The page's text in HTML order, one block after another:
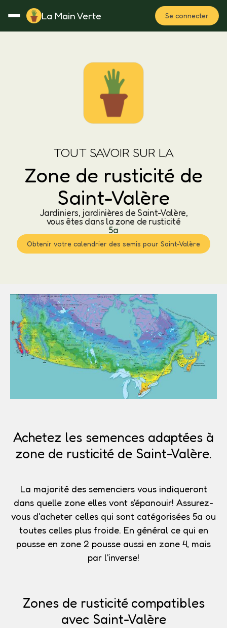
La Main Verte Se connecter
Notes Fertilisation
TOUT SAVOIR SUR LA
Zone de rusticité de
Saint-Valère
Jardiniers, jardinières de Saint-Valère,
vous êtes dans la zone de rusticité
5a
Obtenir votre calendrier des semis pour Saint-Valère
Achetez les semences adaptées à
zone de rusticité de Saint-Valère.
La majorité des semenciers vous indiqueront
dans quelle zone elles vont s'épanouir! Assurez-
vous d'acheter celles qui sont catégorisées 5a ou
toutes celles plus froide. En général ce qui en
pousse en zone 2 pousse aussi en zone 4, mais
par l'inverse!
Zones de rusticité compatibles
avec Saint-Valère